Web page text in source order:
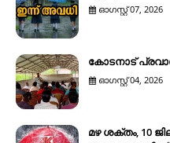
ഓഗസ്റ്റ് 07, 2026
കോടനാട്
ഓഗസ്റ്റ് 04, 2026
മഴ ശക്തം, 10